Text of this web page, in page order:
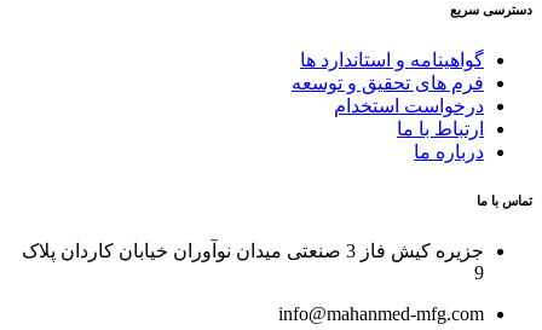
دسترسی سریع
گواهینامه و استاندارد ها
فرم های تحقیق و توسعه
درخواست استخدام
ارتباط با ما
درباره ما
تماس با ما
جزیره کیش فاز 3 صنعتی میدان نوآوران خیابان کاردان پلاک
9
info@mahanmed-mfg.com